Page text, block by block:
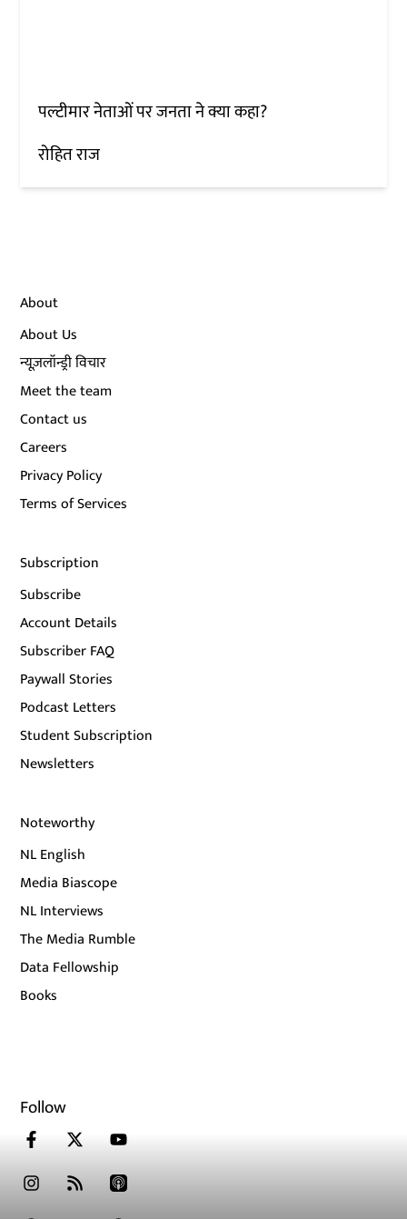
पल्टीमार नेताओं पर जनता ने क्या कहा?
रोहित राज
About
About Us
न्यूज़लॉन्ड्री विचार
Meet the team
Contact us
Careers
Privacy Policy
Terms of Services
Subscription
Subscribe
Account Details
Subscriber FAQ
Paywall Stories
Podcast Letters
Student Subscription
Newsletters
Noteworthy
NL English
Media Biascope
NL Interviews
The Media Rumble
Data Fellowship
Books
Follow